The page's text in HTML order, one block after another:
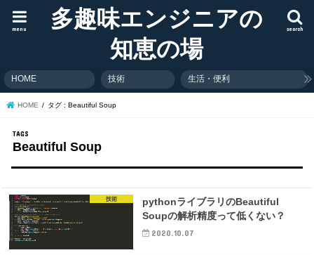
多趣味エンジニアの
知恵の場
search
menu
HOME 技術 生活・便利
HOME タグ : Beautiful Soup
Beautiful Soup
技術
pythonライブラリのBeautiful
Soupの解析精度って低くない？
2020.10.07